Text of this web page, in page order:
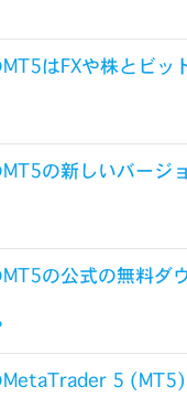
はFXや株とビッ
の新しいバージ
の公式の無料ダ
5 (MT5)